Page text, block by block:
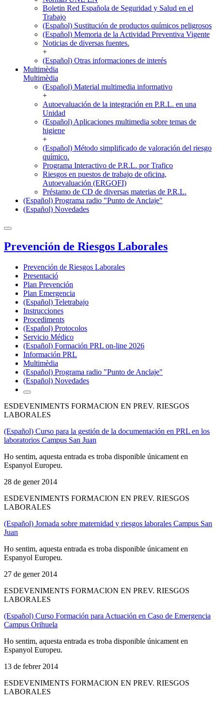
Boletin Red Española de Seguridad y Salud en el
Trabajo
(Español) Sustitución de productos químicos peligrosos
(Español) Memoria de la Actividad Preventiva Vigente
Noticias de diversas fuentes.
+
(Español) Otras informaciones de interés
Multimèdia
Multimèdia
(Español) Material multimedia informativo
+
Autoevaluación de la integración en P.R.L. en una
Unidad
(Español) Aplicaciones multimedia sobre temas de
higiene
+
(Español) Método simplificado de valoración del riesgo
químico.
Programa Interactivo de P.R.L. por Trafico
Riesgos en puestos de trabajo de oficina,
Autoevaluación (ERGOFI)
Préstamo de CD de diversas materias de P.R.L.
(Español) Programa radio "Punto de Anclaje"
(Español) Novedades
Prevención de Riesgos Laborales
Prevención de Riesgos Laborales
Presentació
Plan Prevención
Plan Emergencia
(Español) Teletrabajo
Instrucciones
Procediments
(Español) Protocolos
Servicio Médico
(Español) Formación PRL on-line 2026
Información PRL
Multimèdia
(Español) Programa radio "Punto de Anclaje"
(Español) Novedades
ESDEVENIMENTS FORMACION EN PREV. RIESGOS
LABORALES
(Español) Curso para la gestión de la documentación en PRL en los
laboratorios Campus San Juan
Ho sentim, aquesta entrada es troba disponible únicament en
Espanyol Europeu.
28 de gener 2014
ESDEVENIMENTS FORMACION EN PREV. RIESGOS
LABORALES
(Español) Jornada sobre maternidad y riesgos laborales Campus San
Juan
Ho sentim, aquesta entrada es troba disponible únicament en
Espanyol Europeu.
27 de gener 2014
ESDEVENIMENTS FORMACION EN PREV. RIESGOS
LABORALES
(Español) Curso Formación para Actuación en Caso de Emergencia
Campus Orihuela
Ho sentim, aquesta entrada es troba disponible únicament en
Espanyol Europeu.
13 de febrer 2014
ESDEVENIMENTS FORMACION EN PREV. RIESGOS
LABORALES